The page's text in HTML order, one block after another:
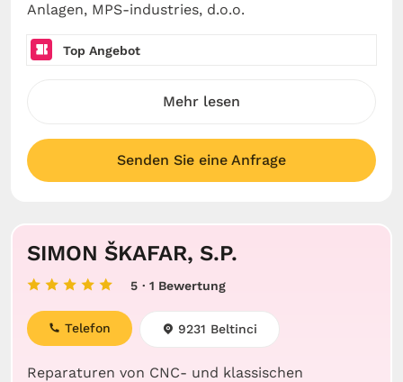
Anlagen, MPS-industries, d.o.o.
Top Angebot
Mehr lesen
Senden Sie eine Anfrage
SIMON ŠKAFAR, S.P.
5 · 1 Bewertung
Reparaturen von CNC- und klassischen
Telefon 9231 Beltinci